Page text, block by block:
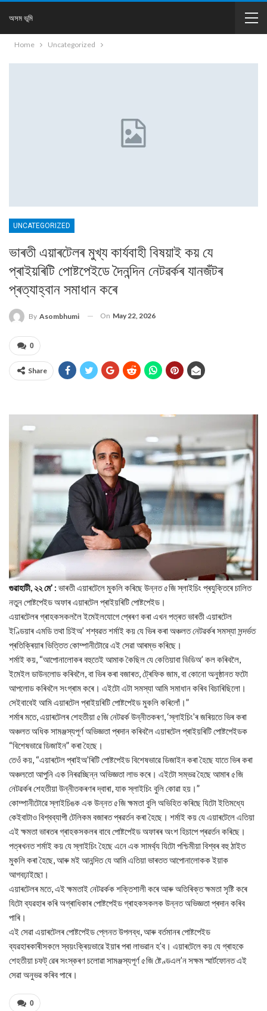
অসম ভূমি
Home Uncategorized
UNCATEGORIZED
ভাৰতী এয়াৰটেলৰ মুখ্য কাৰ্যবাহী বিষয়াই কয় যে
প্ৰাইয়ৰিটি পোষ্টপেইডে দৈনন্দিন নেটৱৰ্কৰ যানজঁটৰ
প্ৰত্যাহ্বান সমাধান কৰে
By Asombhumi On May 22, 2026
0
Share
গুৱাহাটী, ২২ মে’ : ভাৰতী এয়াৰটেলে মুকলি কৰিছে উন্নত ৫জি স্লাইচিং প্ৰযুক্তিৰে চালিত
নতুন পোষ্টপেইড অফাৰ এয়াৰটেল প্ৰাইয়ৰিটি পোষ্টপেইড।
এয়াৰটেলৰ গ্ৰাহকসকললৈ ইমেইলযোগে প্ৰেৰণ কৰা এখন পত্ৰত ভাৰতী এয়াৰটেল
ইণ্ডিয়াৰ এমডি তথা চিইঅ’ শশ্বৱত শৰ্মাই কয় যে ভিৰ কৰা অঞ্চলত নেটৱৰ্কৰ সমস্যা সন্দৰ্ভত
প্ৰতিক্ৰিয়াৰ ভিত্তিত কোম্পানীটোৱে এই সেৱা আৰম্ভ কৰিছে।
শৰ্মাই কয়, “আপোনালোকৰ বহুতেই আমাক কৈছিল যে কেতিয়াবা ভিডিঅ’ কল কৰিবলৈ,
ইমেইল ডাউনলোড কৰিবলৈ, বা ভিৰ কৰা বজাৰত, ট্ৰেফিক জাম, বা কোনো অনুষ্ঠানত ফটো
আপলোড কৰিবলৈ সংগ্ৰাম কৰে। এইটো এটা সমস্যা আমি সমাধান কৰিব বিচাৰিছিলো।
সেইবাবেই আমি এয়াৰটেল প্ৰাইয়ৰিটি পোষ্টপেইড মুকলি কৰিলোঁ।”
শৰ্মাৰ মতে, এয়াৰটেলৰ শেহতীয়া ৫জি নেটৱৰ্ক উন্নীতকৰণ, ‘স্লাইচিং’ৰ জৰিয়তে ভিৰ কৰা
অঞ্চলত অধিক সামঞ্জস্যপূৰ্ণ অভিজ্ঞতা প্ৰদান কৰিবলৈ এয়াৰটেল প্ৰাইয়ৰিটি পোষ্টপেইডক
“বিশেষভাৱে ডিজাইন” কৰা হৈছে।
তেওঁ কয়, “এয়াৰটেল প্ৰাইঅ’ৰিটি পোষ্টপেইড বিশেষভাৱে ডিজাইন কৰা হৈছে যাতে ভিৰ কৰা
অঞ্চলতো আপুনি এক নিৰৱচ্ছিন্ন অভিজ্ঞতা লাভ কৰে। এইটো সম্ভৱ হৈছে আমাৰ ৫জি
নেটৱৰ্কৰ শেহতীয়া উন্নীতকৰণৰ দ্বাৰা, যাক স্লাইচিং বুলি কোৱা হয়।”
কোম্পানীটোৱে স্লাইচিঙক এক উন্নত ৫জি ক্ষমতা বুলি অভিহিত কৰিছে যিটো ইতিমধ্যে
কেইবাটাও বিশ্বব্যাপী টেলিকম বজাৰত প্ৰৱৰ্তন কৰা হৈছে। শৰ্মাই কয় যে এয়াৰটেলে এতিয়া
এই ক্ষমতা ভাৰতৰ গ্ৰাহকসকলৰ বাবে পোষ্টপেইড অফাৰৰ অংশ হিচাপে প্ৰৱৰ্তন কৰিছে।
পত্ৰখনত শৰ্মাই কয় যে স্লাইচিং হৈছে এনে এক সামৰ্থ্য যিটো পশ্চিমীয়া বিশ্বৰ বহু ঠাইত
মুকলি কৰা হৈছে, আৰু মই আনন্দিত যে আমি এতিয়া ভাৰতত আপোনালোকক ইয়াক
আগবঢ়াইছো।
এয়াৰটেলৰ মতে, এই ক্ষমতাই নেটৱৰ্কক শক্তিশালী কৰে আৰু অতিৰিক্ত ক্ষমতা সৃষ্টি কৰে
যিটো ব্যৱহাৰ কৰি অগ্ৰাধিকাৰ পোষ্টপেইড গ্ৰাহকসকলক উন্নত অভিজ্ঞতা প্ৰদান কৰিব
পাৰি।
এই সেৱা এয়াৰটেলৰ পোষ্টপেইড প্লেনত উপলব্ধ, আৰু বৰ্তমানৰ পোষ্টপেইড
ব্যৱহাৰকাৰীসকলে স্বয়ংক্ৰিয়ভাৱে ইয়াৰ পৰা লাভৱান হ’ব। এয়াৰটেলে কয় যে গ্ৰাহকে
শেহতীয়া চফট্ ৱেৰ সংস্কৰণ চলোৱা সামঞ্জস্যপূৰ্ণ ৫জি ষ্টেণ্ডএল’ন সক্ষম স্মাৰ্টফোনত এই
সেৱা অনুভৱ কৰিব পাৰে।
0